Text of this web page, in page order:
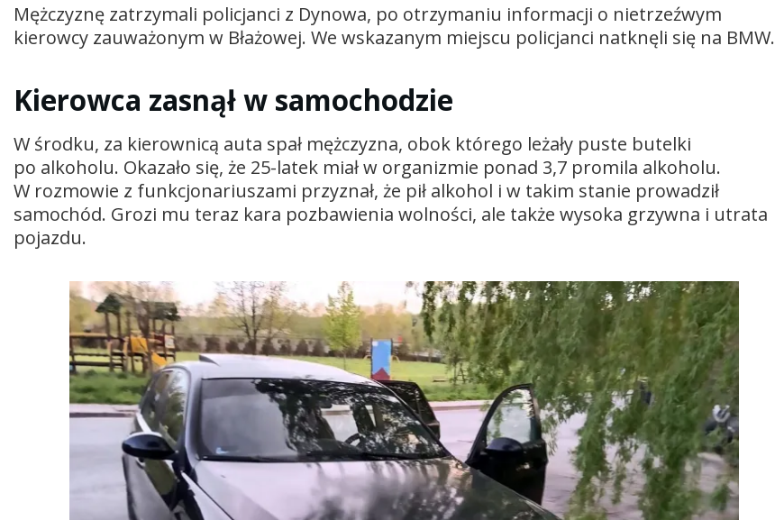
Mężczyznę zatrzymali policjanci z Dynowa, po otrzymaniu informacji o nietrzeźwym
kierowcy zauważonym w Błażowej. We wskazanym miejscu policjanci natknęli się na BMW.
Kierowca zasnął w samochodzie
W środku, za kierownicą auta spał mężczyzna, obok którego leżały puste butelki
po alkoholu. Okazało się, że 25-latek miał w organizmie ponad 3,7 promila alkoholu.
W rozmowie z funkcjonariuszami przyznał, że pił alkohol i w takim stanie prowadził
samochód. Grozi mu teraz kara pozbawienia wolności, ale także wysoka grzywna i utrata
pojazdu.